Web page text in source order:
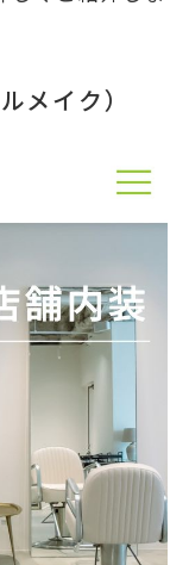
メイク）